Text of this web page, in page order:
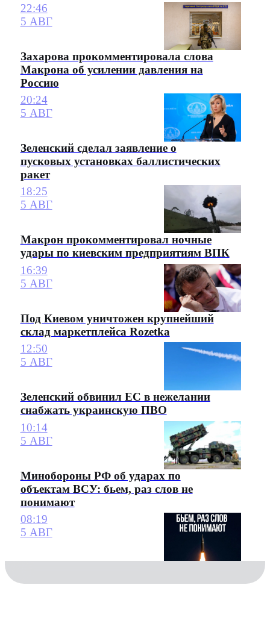
22:46
5 АВГ
Захарова прокомментировала слова
Макрона об усилении давления на
Россию
20:24
5 АВГ
Зеленский сделал заявление о
пусковых установках баллистических
ракет
18:25
5 АВГ
Макрон прокомментировал ночные
удары по киевским предприятиям ВПК
16:39
5 АВГ
Под Киевом уничтожен крупнейший
склад маркетплейса Rozetka
12:50
5 АВГ
Зеленский обвинил ЕС в нежелании
снабжать украинскую ПВО
10:14
5 АВГ
Минобороны РФ об ударах по
объектам ВСУ: бьем, раз слов не
понимают
08:19
5 АВГ